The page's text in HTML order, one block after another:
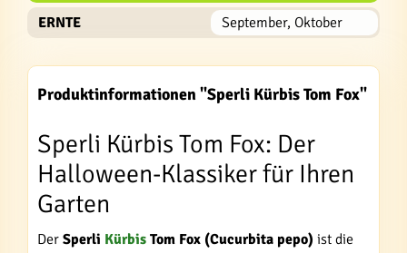
ERNTE
September, Oktober
Produktinformationen "Sperli Kürbis Tom Fox"
Sperli Kürbis Tom Fox: Der
Halloween-Klassiker für Ihren
Garten
Der Sperli Kürbis Tom Fox (Cucurbita pepo) ist die